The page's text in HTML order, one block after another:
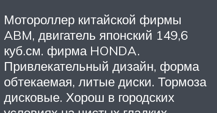
Мотороллер китайской фирмы
ABM, двигатель японский 149,6
куб.см. фирма HONDA.
Привлекательный дизайн, форма
обтекаемая, литые диски. Тормоза
дисковые. Хорош в городских